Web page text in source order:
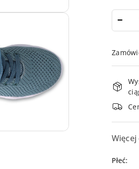
i
Płeć: